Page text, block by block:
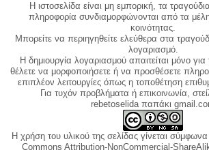
Η ιστοσελίδα είναι μη εμπορική, τα
πληροφορία συνδιαμορφώνονται από τα μέλη
κοινότητας.
Μπορείτε να περιηγηθείτε ελεύθερα στα
λογαριασμό.
Η δημιουργία λογαριασμού απαιτείται μόνο
θέλετε να μορφοποιήσετε ή να προσθέσετε
επιπλέον λειτουργίες όπως η τοποθέτηση
Για τυχόν προβλήματα ή επικοινωνία,
rebetoselida παπάκι
Η χρήση του υλικού της σελίδας γίνεται
Commons Attribution-NonCommercial-